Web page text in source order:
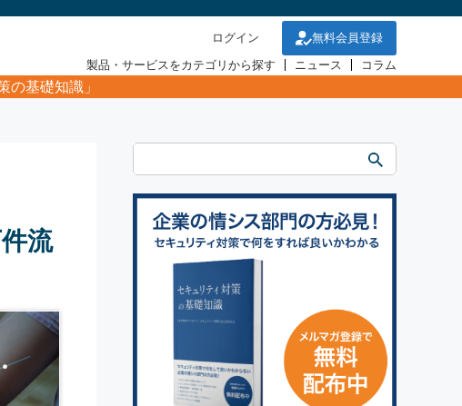
ログイン
無料会員登録
製品・サービスをカテゴリから探す
ニュース コラム
の基礎知識」
流